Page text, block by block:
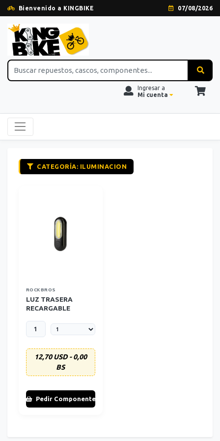
Bienvenido a KINGBIKE 07/08/2026
Ingresar a
Mi cuenta
CATEGORÍA: ILUMINACION
ROCKBROS
LUZ TRASERA
RECARGABLE
ROCKBROS
12,70 USD - 0,00
BS
Pedir Componente